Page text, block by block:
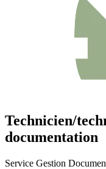
Technicien/
documentation
Service Gestion